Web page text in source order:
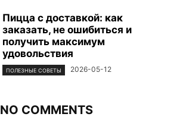
Пицца с доставкой: как
заказать, не ошибиться и
получить максимум
удовольствия
ПОЛЕЗНЫЕ СОВЕТЫ 2026-05-12
NO COMMENTS